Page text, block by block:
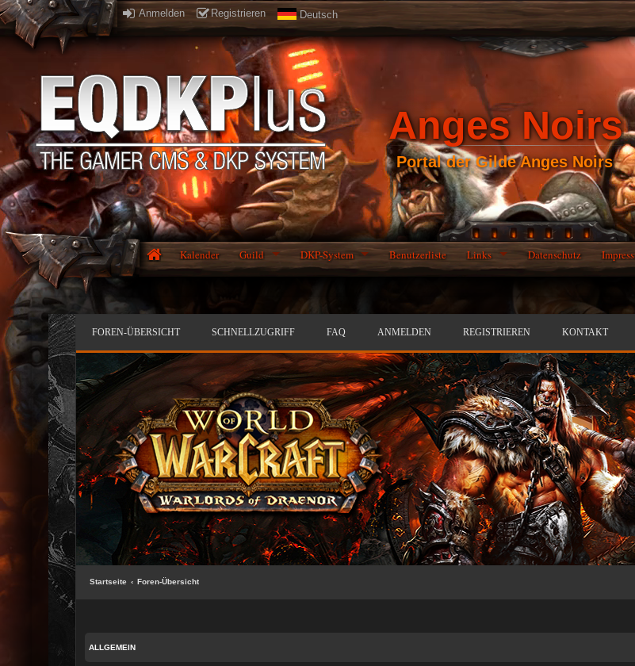
Anmelden Registrieren Deutsch
Anges Noirs
Portal der Gilde Anges Noirs
Kalender Guild DKP-System Benutzerliste Links Datenschutz